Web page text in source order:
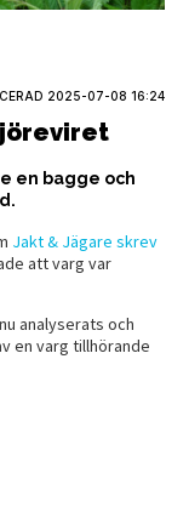
2025-07-08 16:24
en bagge och
Jakt & Jägare skrev
att varg var
analyserats och
en varg tillhörande